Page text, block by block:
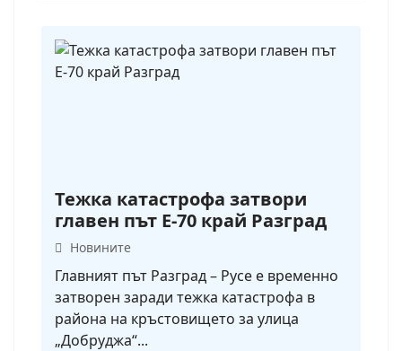
Тежка катастрофа затвори
главен път Е-70 край Разград
Новините
Главният път Разград – Русе е временно
затворен заради тежка катастрофа в
района на кръстовището за улица
„Добруджа“...